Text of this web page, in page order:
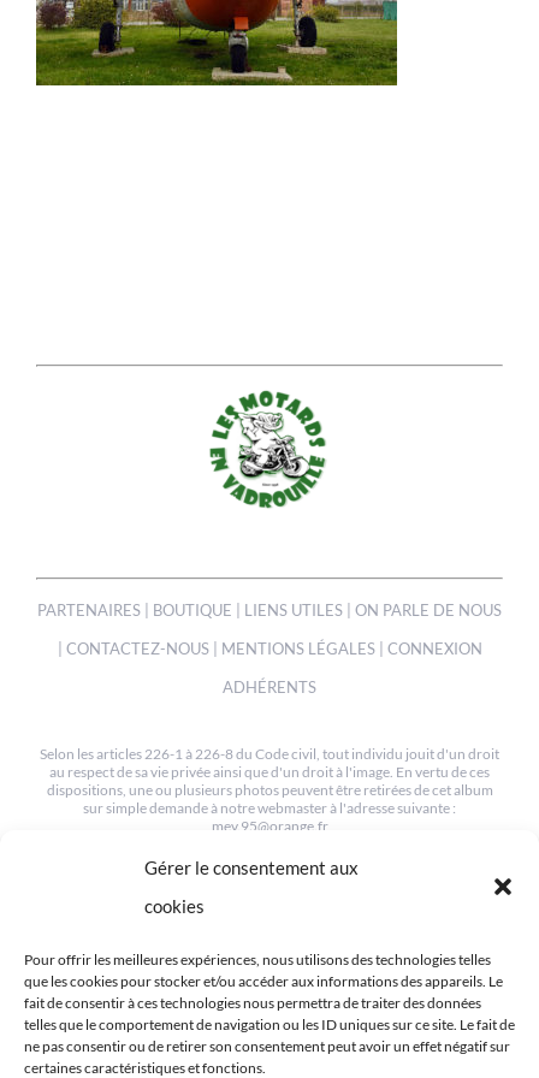
Gérer le consentement aux
cookies
Pour offrir les meilleures expériences, nous utilisons des technologies telles
que les cookies pour stocker et/ou accéder aux informations des appareils. Le
fait de consentir à ces technologies nous permettra de traiter des données
telles que le comportement de navigation ou les ID uniques sur ce site. Le fait de
ne pas consentir ou de retirer son consentement peut avoir un effet négatif sur
certaines caractéristiques et fonctions.
PARTENAIRES BOUTIQUE LIENS UTILES
ON PARLE DE NOUS
CONTACTEZ-NOUS| MENTIONS LÉGALES| CONNEXION
ADHÉRENTS
Selon les articles 226-1 à 226-8 du Code civil, tout individu jouit d'un droit
au respect de sa vie privée ainsi que d'un droit à l'image. En vertu de ces
dispositions, une ou plusieurs photos peuvent être retirées de cet album
sur simple demande à notre webmaster à l'adresse suivante :
mev.95@orange.fr
© COPYRIGHT 2012-2022 | TOUS LES DROITS SONT RESERVÉS
| CRÉÉ PAR MEV95
RETROUVEZ-NOUS SUR LES RÉSEAUX